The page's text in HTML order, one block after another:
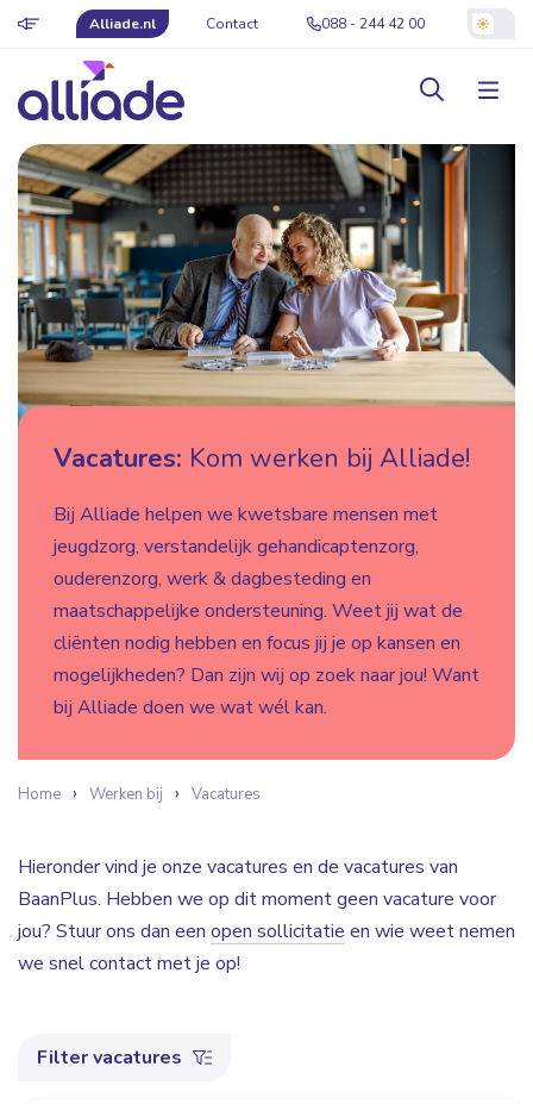
Alliade.nl Contact 088 - 244 42 00
Vacatures: Kom werken bij Alliade!
Bij Alliade helpen we kwetsbare mensen met
jeugdzorg, verstandelijk gehandicaptenzorg,
ouderenzorg, werk & dagbesteding en
maatschappelijke ondersteuning. Weet jij wat de
cliënten nodig hebben en focus jij je op kansen en
mogelijkheden? Dan zijn wij op zoek naar jou! Want
bij Alliade doen we wat wél kan.
Home Werken bij Vacatures
Hieronder vind je onze vacatures en de vacatures van
BaanPlus. Hebben we op dit moment geen vacature voor
jou? Stuur ons dan een open sollicitatie en wie weet nemen
we snel contact met je op!
Filter vacatures